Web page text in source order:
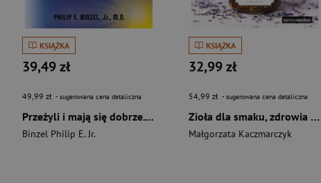
KSIĄŻKA
39,49 zł
49,99 zł - sugerowana cena detaliczna
Przeżyli i mają się dobrze. Z doswiadczeń lekarza - Letril (B17) i inne terapie żywieniowe w leczeniu pacjentów z rakiem
Binzel Philip E. Jr.
KSIĄŻKA
32,99 zł
54,99 zł - sugerowana cena detaliczna
Zioła dla smaku, zdrowia i urody
Małgorzata Kaczmarczyk